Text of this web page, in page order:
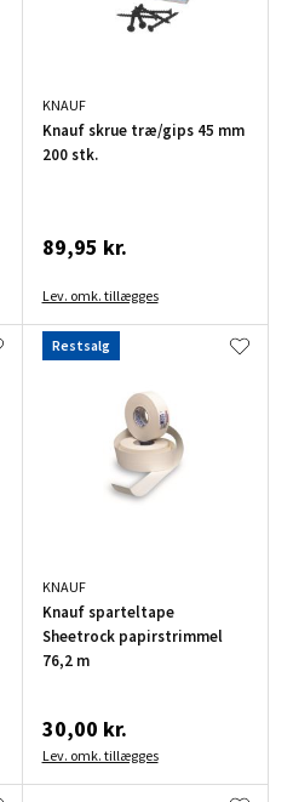
KNAUF
Knauf skrue træ/gips 45 mm
200 stk.
89,95 kr.
Lev. omk. tillægges
Restsalg
KNAUF
Knauf sparteltape
Sheetrock papirstrimmel
76,2 m
30,00 kr.
Lev. omk. tillægges